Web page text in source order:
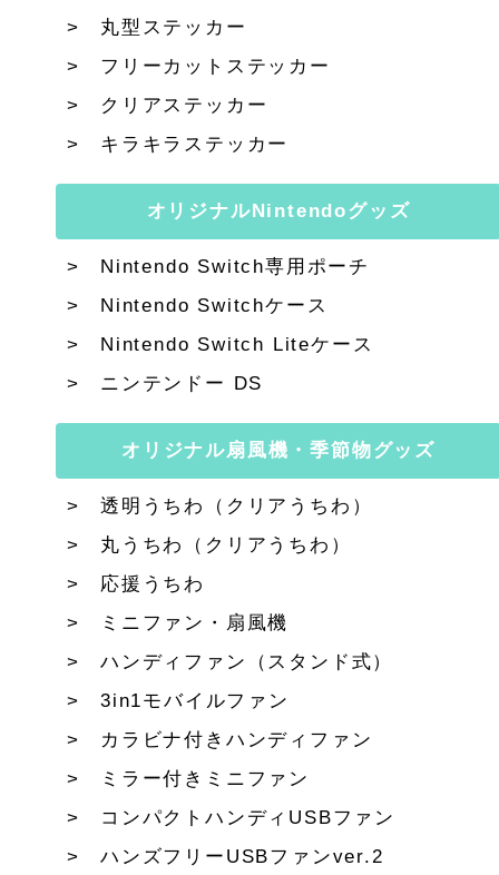
丸型ステッカー
フリーカットステッカー
クリアステッカー
キラキラステッカー
オリジナルNintendoグッズ
Nintendo Switch専用ポーチ
Nintendo Switchケース
Nintendo Switch Liteケース
ニンテンドー DS
オリジナル扇風機・季節物グッズ
透明うちわ（クリアうちわ）
丸うちわ（クリアうちわ）
応援うちわ
ミニファン・扇風機
ハンディファン（スタンド式）
3in1モバイルファン
カラビナ付きハンディファン
ミラー付きミニファン
コンパクトハンディUSBファン
ハンズフリーUSBファンver.2